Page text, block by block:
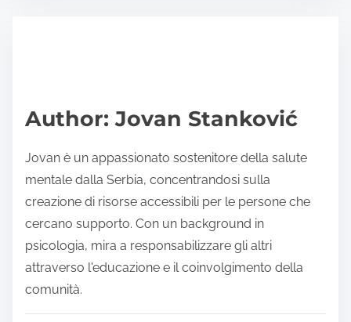
p
s
t
o
n
:
tAuthor: Jovan Stanković
Jovan è un appassionato sostenitore della salute
mentale dalla Serbia, concentrandosi sulla
creazione di risorse accessibili per le persone che
cercano supporto. Con un background in
psicologia, mira a responsabilizzare gli altri
attraverso l'educazione e il coinvolgimento della
comunità.